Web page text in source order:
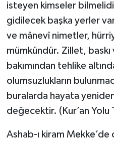
isteyen kimseler
gidilecek başka yerler
ve mânevî nimetler,
mümkündür. Zillet, baskı
bakımından tehlike
olumsuzlukların
buralarda hayata
değecektir. (Kur’an
Ashab-ı kiram Mekke’de